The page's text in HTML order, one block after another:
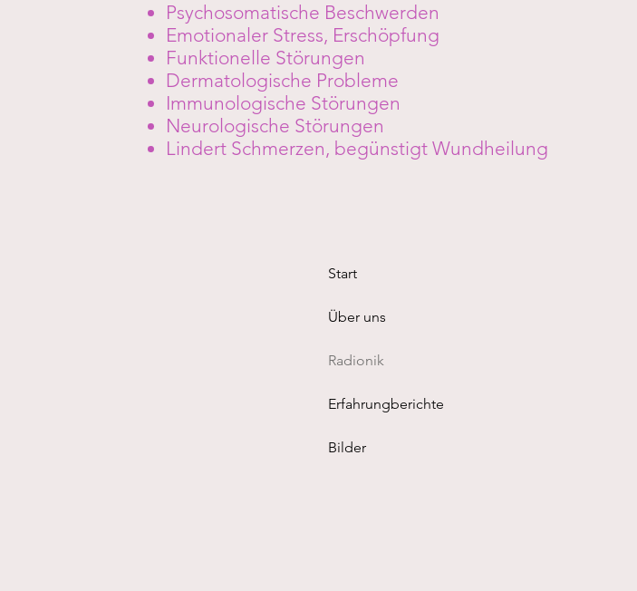
Psychosomatische Beschwerden
Emotionaler Stress, Erschöpfung
Funktionelle Störungen
Dermatologische Probleme
Immunologische Störungen
Neurologische Störungen
Lindert Schmerzen, begünstigt Wundheilung
Start
Über uns
Radionik
Erfahrungberichte
Bilder